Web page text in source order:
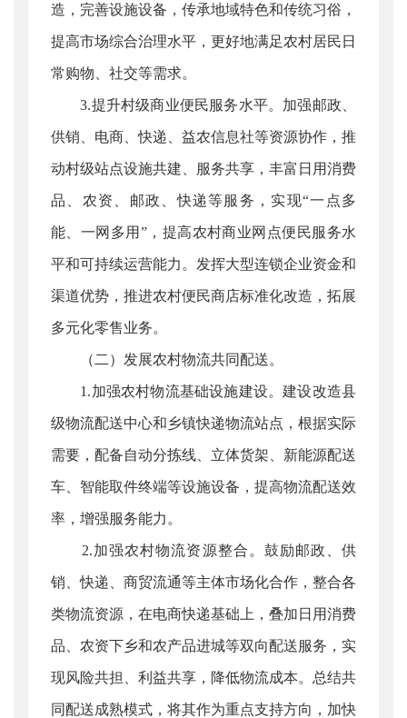
造，完善设施设备，传承地域特色和传统习俗，
提高市场综合治理水平，更好地满足农村居民日
常购物、社交等需求。
3.提升村级商业便民服务水平。加强邮政、
供销、电商、快递、益农信息社等资源协作，推
动村级站点设施共建、服务共享，丰富日用消费
品、农资、邮政、快递等服务，实现“一点多
能、一网多用”，提高农村商业网点便民服务水
平和可持续运营能力。发挥大型连锁企业资金和
渠道优势，推进农村便民商店标准化改造，拓展
多元化零售业务。
（二）发展农村物流共同配送。
1.加强农村物流基础设施建设。建设改造县
级物流配送中心和乡镇快递物流站点，根据实际
需要，配备自动分拣线、立体货架、新能源配送
车、智能取件终端等设施设备，提高物流配送效
率，增强服务能力。
2.加强农村物流资源整合。鼓励邮政、供
销、快递、商贸流通等主体市场化合作，整合各
类物流资源，在电商快递基础上，叠加日用消费
品、农资下乡和农产品进城等双向配送服务，实
现风险共担、利益共享，降低物流成本。总结共
同配送成熟模式，将其作为重点支持方向，加快